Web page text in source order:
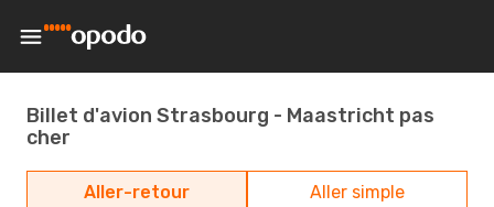
Billet d'avion Strasbourg - Maastricht pas
cher
Aller-retour Aller simple